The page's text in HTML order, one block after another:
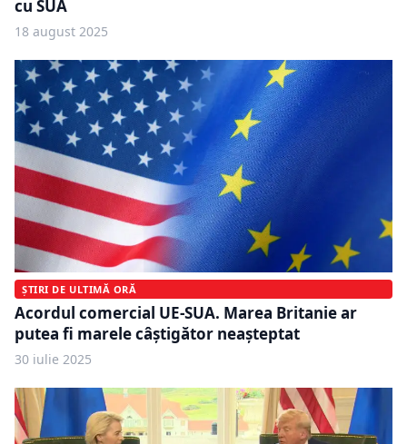
cu SUA
18 august 2025
ȘTIRI DE ULTIMĂ ORĂ
Acordul comercial UE-SUA. Marea Britanie ar
putea fi marele câștigător neașteptat
30 iulie 2025